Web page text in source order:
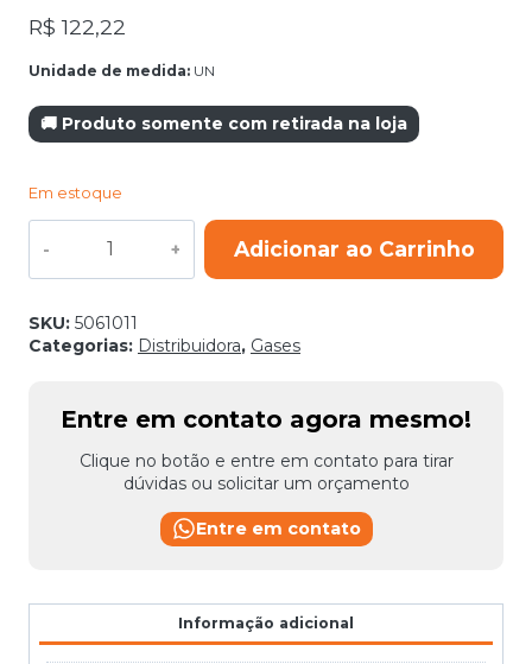
R$ 122,22
Unidade de medida: UN
🚚 Produto somente com retirada na loja
Em estoque
MISTURA
ARG
1,0M3
quantidade
Adicionar ao Carrinho
SKU: 5061011
Categorias: Distribuidora, Gases
Entre em contato agora mesmo!
Clique no botão e entre em contato para tirar
dúvidas ou solicitar um orçamento
Entre em contato
Informação adicional